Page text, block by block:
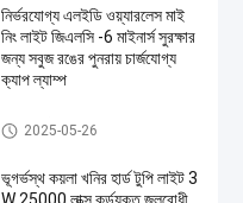
নির্ভরযোগ্য এলইডি ওয়্যারলেস মাই
নিং লাইট জিএলসি -6 মাইনার্স সুরক্ষার
জন্য সবুজ রঙের পুনরায় চার্জযোগ্য
ক্যাপ ল্যাম্প
পুনরায় চার্জযোগ্য খনির ক্যাপ ল্যাম্প
2025-05-26
ভূগর্ভস্থ কয়লা খনির হার্ড টুপি লাইট 3